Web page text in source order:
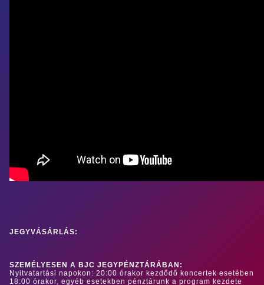
JEGYVÁSÁRLÁS:
SZEMÉLYESEN A BJC JEGYPÉNZTÁRÁBAN:
Nyitvatartási napokon: 20:00 órakor kezdődő koncertek esetében
18:00 órakor, egyéb esetekben pénztárunk a program kezdete